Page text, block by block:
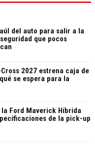
del auto para salir a la
que pocos
2027 estrena caja de
se espera para la
Ford Maverick Híbrida
de la pick-up